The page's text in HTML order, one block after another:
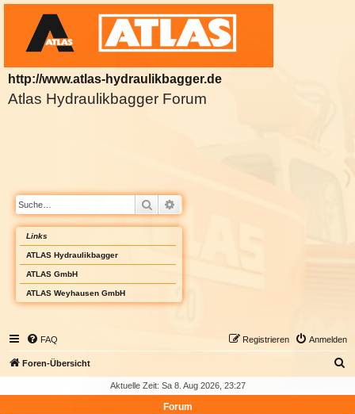
http://www.atlas-hydraulikbagger.de
Atlas Hydraulikbagger Forum
Suche
Links
ATLAS Hydraulikbagger
ATLAS GmbH
ATLAS Weyhausen GmbH
FAQ Anmelden
Registrieren
Foren-Übersicht
Aktuelle Zeit: Sa 8. Aug 2026, 23:27
Forum